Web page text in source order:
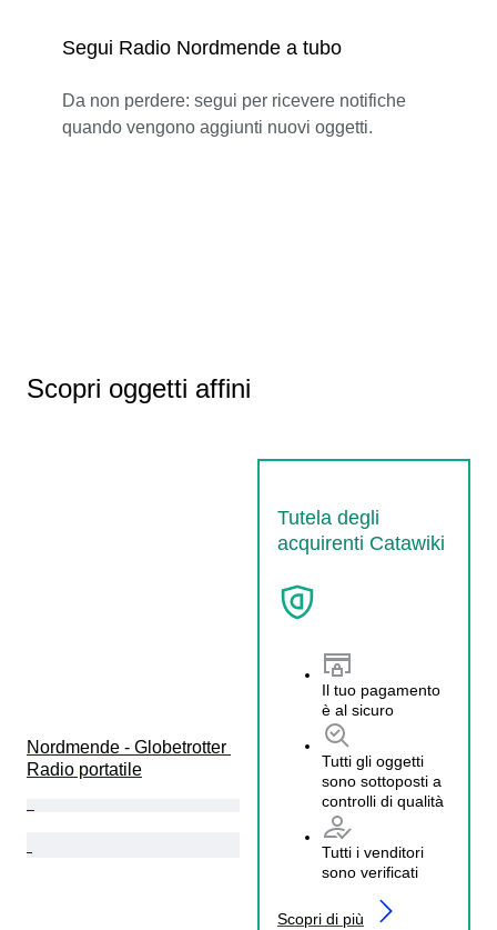
Segui Radio Nordmende a tubo
Da non perdere: segui per ricevere notifiche
quando vengono aggiunti nuovi oggetti.
Scopri oggetti affini
Tutela degli
acquirenti Catawiki
Il tuo pagamento
è al sicuro
Tutti gli oggetti
sono sottoposti a
controlli di qualità
Tutti i venditori
sono verificati
Scopri di più
Nordmende - Globetrotter
Radio portatile